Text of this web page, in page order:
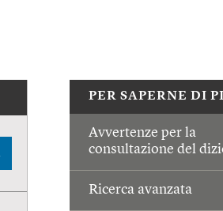
PER SAPERNE DI
Avvertenze per la
consultazione del
Ricerca avanzata